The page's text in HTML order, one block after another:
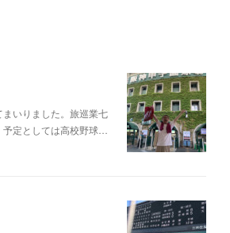
いりました。旅巡業七
定としては高校野球…